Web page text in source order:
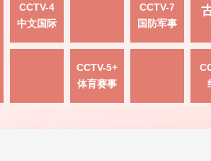
CCTV-4
中文国际
CCTV-7
国防军事
CCTV-5+
体育赛事